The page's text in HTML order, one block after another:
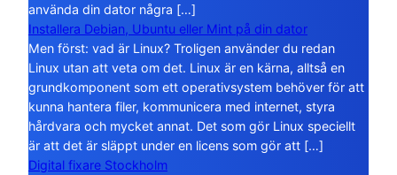
använda din dator några […]
Installera Debian, Ubuntu eller Mint på din dator
Men först: vad är Linux? Troligen använder du redan
Linux utan att veta om det. Linux är en kärna, alltså en
grundkomponent som ett operativsystem behöver för att
kunna hantera filer, kommunicera med internet, styra
hårdvara och mycket annat. Det som gör Linux speciellt
är att det är släppt under en licens som gör att […]
Digital fixare Stockholm